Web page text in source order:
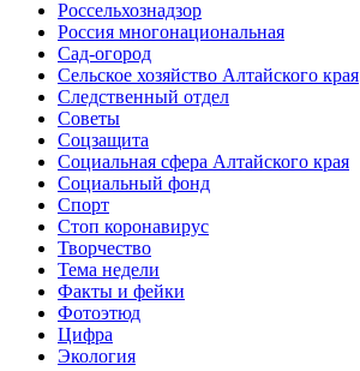
Россельхознадзор
Россия многонациональная
Сад-огород
Сельское хозяйство Алтайского края
Следственный отдел
Советы
Соцзащита
Социальная сфера Алтайского края
Социальный фонд
Спорт
Стоп коронавирус
Творчество
Тема недели
Факты и фейки
Фотоэтюд
Цифра
Экология